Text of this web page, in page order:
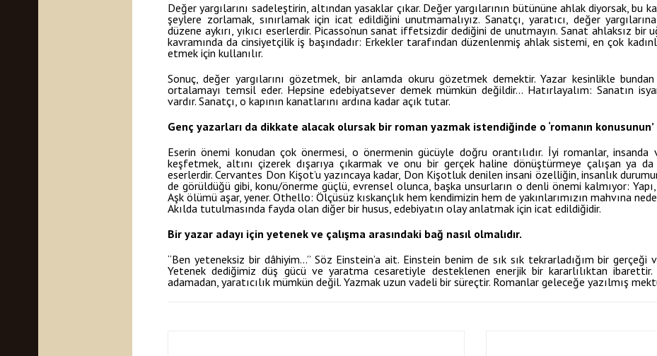
Değer yargılarını sadeleştirin, altından yasaklar çıkar. Değer yargılarının bütününe ahlak diyorsak, bu
şeylere zorlamak, sınırlamak için icat edildiğini unutmamalıyız. Sanatçı, yaratıcı, değer
düzene aykırı, yıkıcı eserlerdir. Picasso’nun sanat iffetsizdir dediğini de unutmayın. Sanat ahlaksız bir
kavramında da cinsiyetçilik iş başındadır: Erkekler tarafından düzenlenmiş ahlak sistemi, en çok
etmek için kullanılır.
Sonuç, değer yargılarını gözetmek, bir anlamda okuru gözetmek demektir. Yazar kesinlikle
ortalamayı temsil eder. Hepsine edebiyatsever demek mümkün değildir… Hatırlayalım: Sanatın
vardır. Sanatçı, o kapının kanatlarını ardına kadar açık tutar.
Genç yazarları da dikkate alacak olursak bir roman yazmak istendiğinde o ‘romanın
Eserin önemi konudan çok önermesi, o önermenin gücüyle doğru orantılıdır. İyi romanlar,
keşfetmek, altını çizerek dışarıya çıkarmak ve onu bir gerçek haline dönüştürmeye çalışan ya
eserlerdir. Cervantes Don Kişot’u yazıncaya kadar, Don Kişotluk denilen insani özelliğin, insanlık
de görüldüğü gibi, konu/önerme güçlü, evrensel olunca, başka unsurların o denli önemi kalmıyor:
Aşk ölümü aşar, yener. Othello: Ölçüsüz kıskançlık hem kendimizin hem de yakınlarımızın mahvına
Akılda tutulmasında fayda olan diğer bir husus, edebiyatın olay anlatmak için icat edildiğidir.
Bir yazar adayı için yetenek ve çalışma arasındaki bağ nasıl olmalıdır.
“Ben yeteneksiz bir dâhiyim…” Söz Einstein’a ait. Einstein benim de sık sık tekrarladığım bir gerçeği
Yetenek dediğimiz düş gücü ve yaratma cesaretiyle desteklenen enerjik bir kararlılıktan ibarettir.
adamadan, yaratıcılık mümkün değil. Yazmak uzun vadeli bir süreçtir. Romanlar geleceğe yazılmış